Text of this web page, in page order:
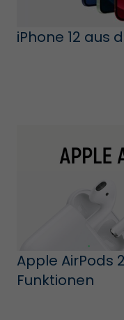
iPhone 12 aus
Apple AirPods
Funktionen